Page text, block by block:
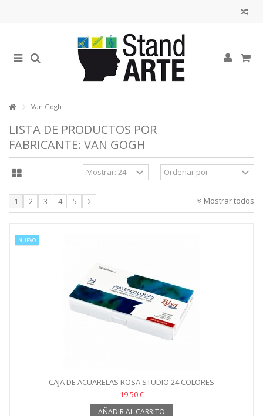
Van Gogh
LISTA DE PRODUCTOS POR
FABRICANTE: VAN GOGH
Mostrar todos
1 2 3 4 5
NUEVO
CAJA DE ACUARELAS ROSA STUDIO 24 COLORES
19,50 €
AÑADIR AL CARRITO